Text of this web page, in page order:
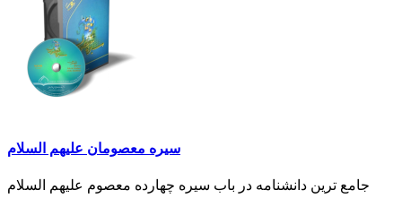
سیره معصومان علیهم السلام
جامع ترین دانشنامه در باب سیره چهارده معصوم علیهم السلام